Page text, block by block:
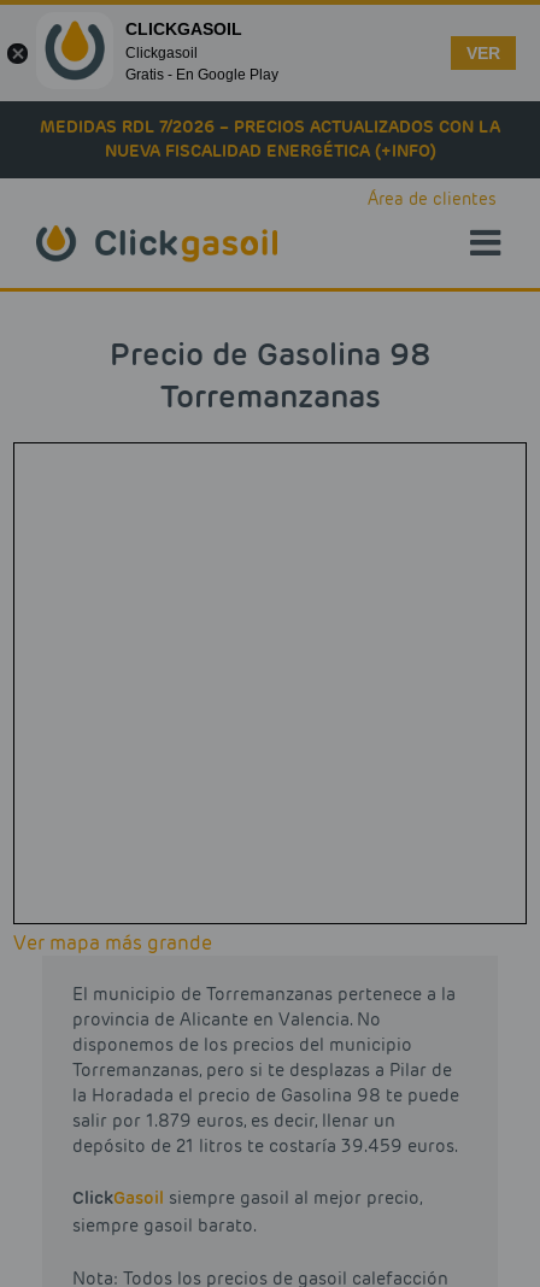
Skip to main content
MEDIDAS RDL 7/2026 – PRECIOS ACTUALIZADOS CON LA
NUEVA FISCALIDAD ENERGÉTICA (+INFO)
Área de clientes
Precio de Gasolina 98
Torremanzanas
Ver mapa más grande
El municipio de Torremanzanas pertenece a la
provincia de Alicante en Valencia. No
disponemos de los precios del municipio
Torremanzanas, pero si te desplazas a Pilar de
la Horadada el precio de Gasolina 98 te puede
salir por 1.879 euros, es decir, llenar un
depósito de 21 litros te costaría 39.459 euros.
ClickGasoil siempre gasoil al mejor precio,
siempre gasoil barato.
Nota: Todos los precios de gasoil calefacción
CLICKGASOIL
Clickgasoil
Gratis - En Google Play
VER